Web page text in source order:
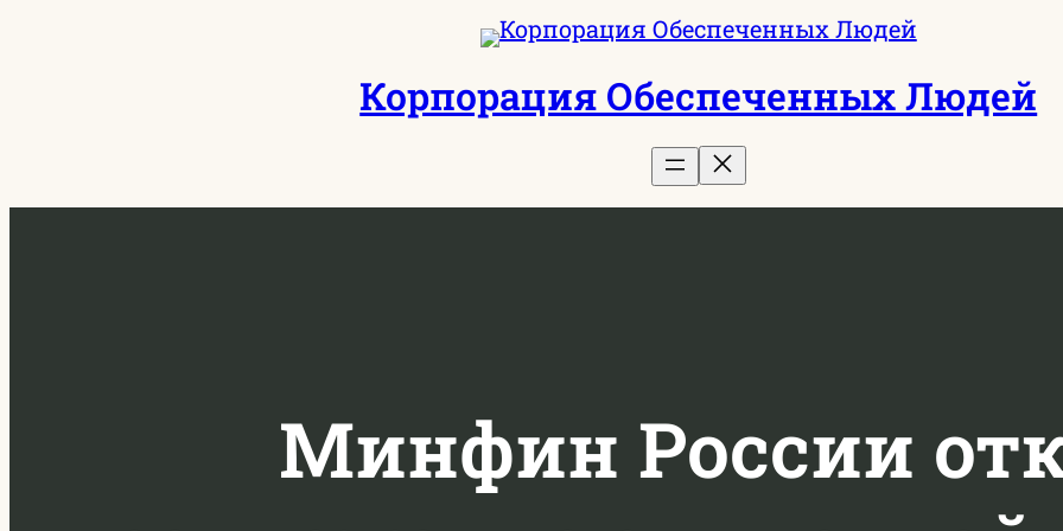
Корпорация Обеспеченных Людей
Минфин России